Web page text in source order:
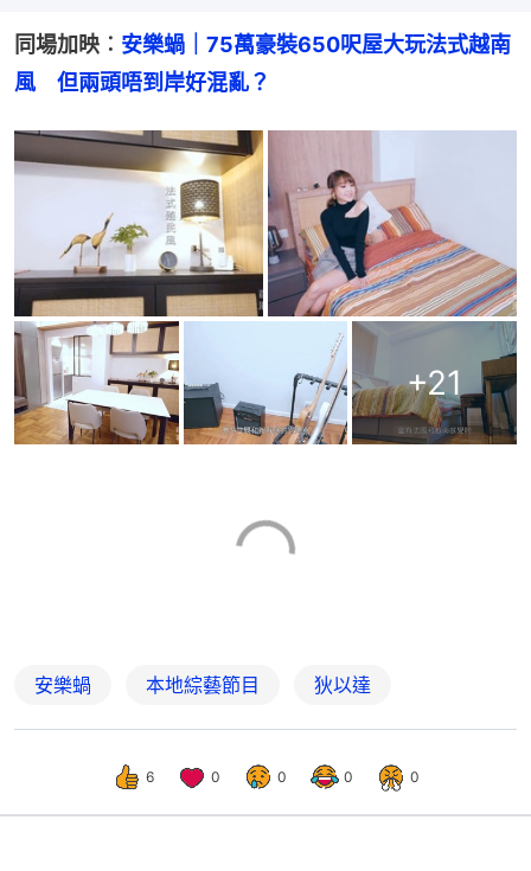
同場加映︰ 安樂蝸｜75萬豪裝650呎屋大玩法式越南
風　但兩頭唔到岸好混亂？
+21
安樂蝸 本地綜藝節目 狄以達
6 0 0 0 0